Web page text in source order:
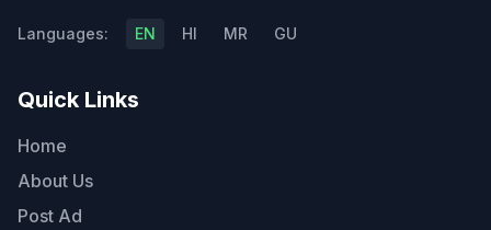
Languages: EN HI MR GU
Quick Links
Home
About Us
Post Ad